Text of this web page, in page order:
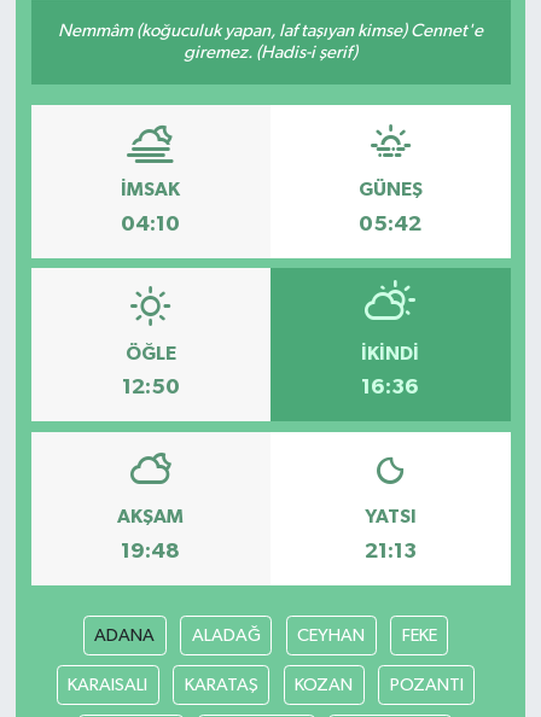
Nemmâm (koğuculuk yapan, laf taşıyan kimse) Cennet'e
giremez. (Hadis-i şerif)
İMSAK
04:10
GÜNEŞ
05:42
ÖĞLE
12:50
İKINDI
16:36
AKŞAM
19:48
YATSI
21:13
ADANA ALADAĞ CEYHAN FEKE
KARAISALI KARATAŞ KOZAN POZANTI
Güncel
Kültür & Sanat
Magazin
Resmi İlan
Sağlık & Yaşam
Siyaset